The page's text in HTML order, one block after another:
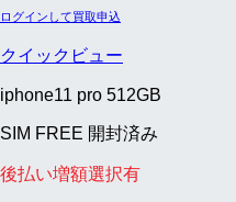
ログインして買取申込
クイックビュー
iphone11 pro 512GB
SIM FREE 開封済み
後払い増額選択有